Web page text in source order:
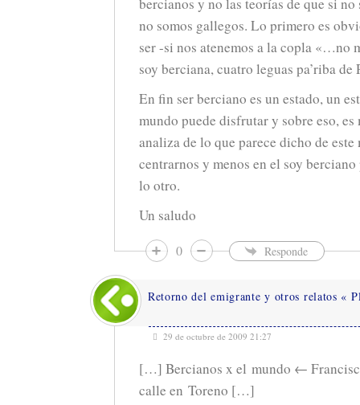
bercianos y no las teorías de que si no
no somos gallegos. Lo primero es
ser -si nos atenemos a la copla «…no
soy berciana, cuatro leguas pa’riba
En fin ser berciano es un estado, un
mundo puede disfrutar y sobre eso, es
analiza de lo que parece dicho de este
centrarnos y menos en el soy
lo otro.
Un saludo
0 Responde
Retorno del emigrante y otros relatos «
29 de octubre de 2009 21:27
[…] Bercianos x el mundo ←
calle en Toreno […]